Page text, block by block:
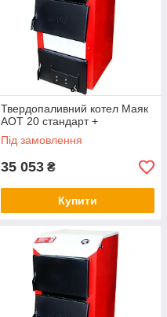
Твердопаливний котел Маяк
АОТ 20 стандарт +
Під замовлення
35 053 ₴
Купити